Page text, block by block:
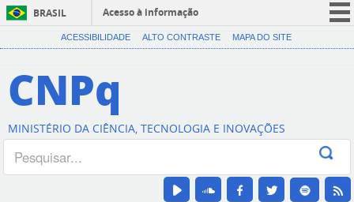
BRASIL
Acesso à informação
CORONAVÍRUS (COVID-19)
Canais
ACESSIBILIDADE ALTO CONTRASTE MAPA DO SITE
CNPq
MINISTÉRIO DA CIÊNCIA, TECNOLOGIA E INOVAÇÕES